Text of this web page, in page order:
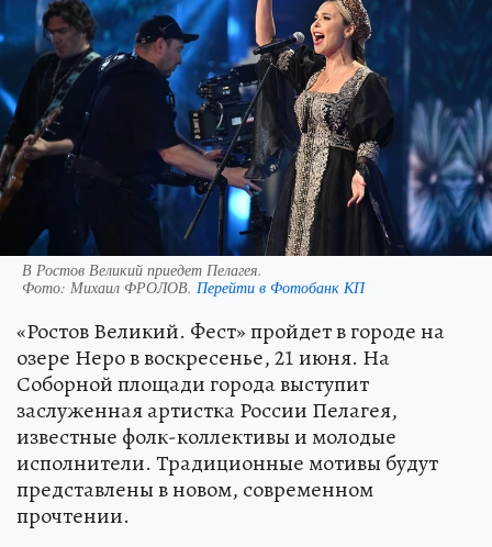
В Ростов Великий приедет Пелагея.
Фото: Михаил ФРОЛОВ. Перейти в Фотобанк КП
«Ростов Великий. Фест» пройдет в городе на
озере Неро в воскресенье, 21 июня. На
Соборной площади города выступит
заслуженная артистка России Пелагея,
известные фолк-коллективы и молодые
исполнители. Традиционные мотивы будут
представлены в новом, современном
прочтении.